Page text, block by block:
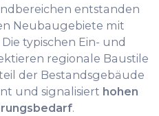
entstanden
Neubaugebiete mit
typischen Ein- und
regionale Baustile
der Bestandsgebäude
und signalisiert hohen
.